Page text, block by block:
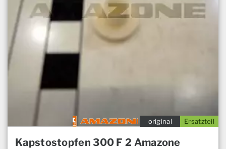
Ersatzteil
original
Kapstostopfen 300 F 2 Amazone